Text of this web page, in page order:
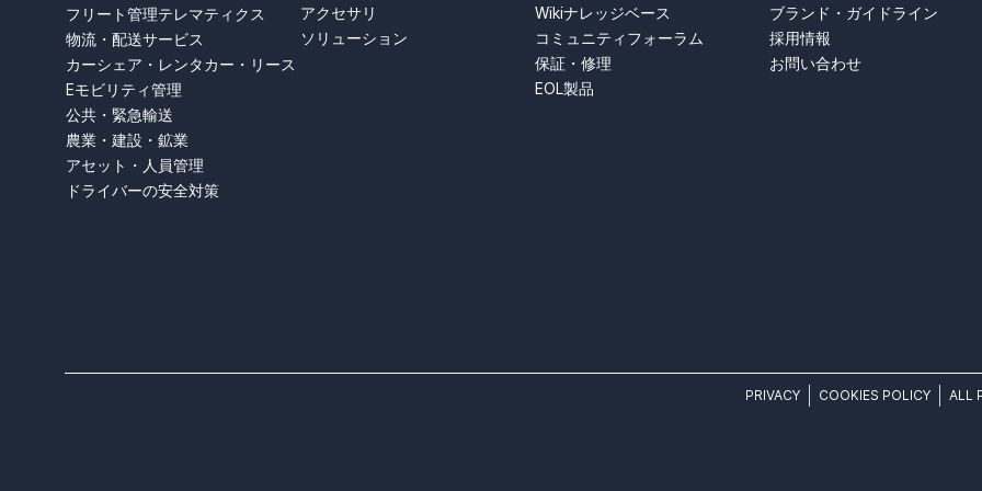
フリート管理テレマティクス
物流・配送サービス
カーシェア・レンタカー・リース
Eモビリティ管理
公共・緊急輸送
農業・建設・鉱業
アセット・人員管理
ドライバーの安全対策
アクセサリ
ソリューション
Wikiナレッジベース
コミュニティフォーラム
保証・修理
EOL製品
ブランド・ガイドライン
採用情報
お問い合わせ
PRIVACY COOKIES POLICY ALL